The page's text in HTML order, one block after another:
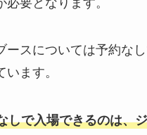
ースについては予約な
ます。
しで入場できるのは、